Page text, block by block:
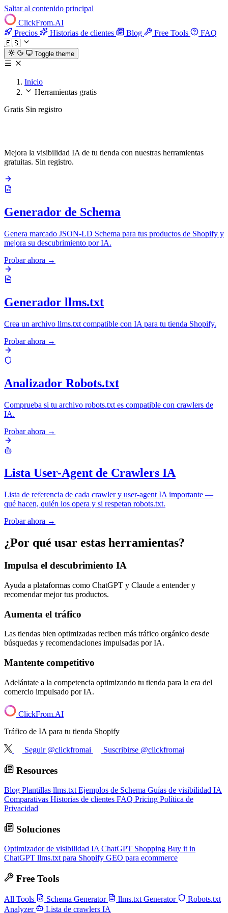
Saltar al contenido principal
ClickFrom.AI
Precios
Historias de clientes Blog Free Tools
FAQ
🇪🇸
Toggle theme
Inicio
Herramientas gratis
Gratis Sin registro
Mejora la visibilidad IA de tu tienda con nuestras herramientas
gratuitas. Sin registro.
Generador de Schema
Genera marcado JSON-LD Schema para tus productos de Shopify y
mejora su descubrimiento por IA.
Probar ahora →
Generador llms.txt
Crea un archivo llms.txt compatible con IA para tu tienda Shopify.
Probar ahora →
Analizador Robots.txt
Comprueba si tu archivo robots.txt es compatible con crawlers de
IA.
Probar ahora →
Lista User-Agent de Crawlers IA
Lista de referencia de cada crawler y user-agent IA importante —
qué hacen, quién los opera y si respetan robots.txt.
Probar ahora →
¿Por qué usar estas herramientas?
Impulsa el descubrimiento IA
Ayuda a plataformas como ChatGPT y Claude a entender y
recomendar mejor tus productos.
Aumenta el tráfico
Las tiendas bien optimizadas reciben más tráfico orgánico desde
búsquedas y recomendaciones impulsadas por IA.
Mantente competitivo
Adelántate a la competencia optimizando tu tienda para la era del
comercio impulsado por IA.
ClickFrom.AI
Tráfico de IA para tu tienda Shopify
Seguir @clickfromai Suscribirse @clickfromai
Resources
Blog Plantillas llms.txt Ejemplos de Schema Guías de visibilidad IA
Comparativas Historias de clientes FAQ Pricing Política de
Privacidad
Soluciones
Optimizador de visibilidad IA ChatGPT Shopping Buy it in
ChatGPT llms.txt para Shopify GEO para ecommerce
Free Tools
All Tools Schema Generator llms.txt Generator
Robots.txt
Analyzer
Lista de crawlers IA